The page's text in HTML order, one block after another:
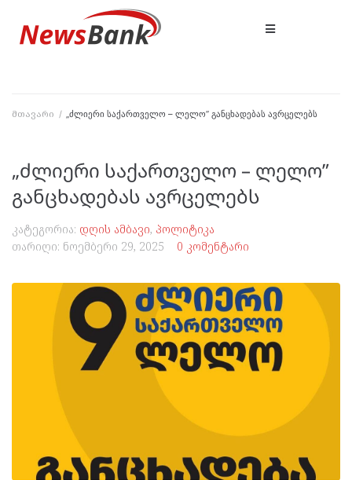
მთავარი / „ძლიერი საქართველო – ლელო” განცხადებას ავრცელებს
„ძლიერი საქართველო – ლელო”
განცხადებას ავრცელებს
კატეგორია: დღის ამბავი, პოლიტიკა
თარიღი: ნოემბერი 29, 2025 0 კომენტარი